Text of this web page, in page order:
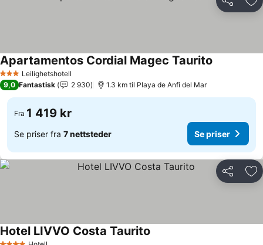
Del
3 StjernerLeilighetshotell
Apartamentos Cordial Magec Taurito
9,0 Fantastisk 2 930 1.3 km til Playa de Anfi del Mar
Fra 1 419 kr
Se priser fra 7 nettsteder Se priser
Del
Hotel LIVVO Costa Taurito